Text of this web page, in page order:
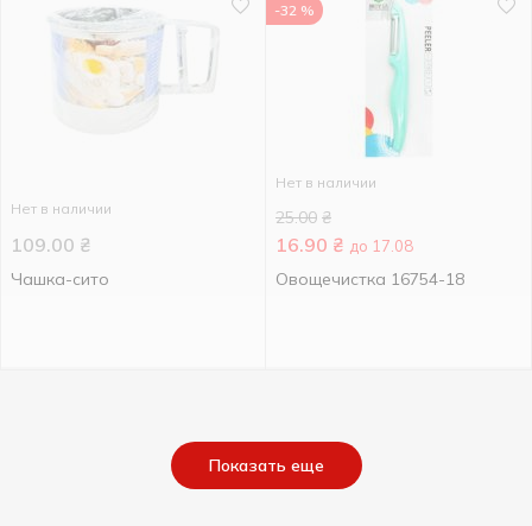
Нет в наличии
109.00 ₴
Чашка-сито
-32 %
Нет в наличии
25.00 ₴
16.90 ₴ до 17.08
Овощечистка 16754-18
Показать еще